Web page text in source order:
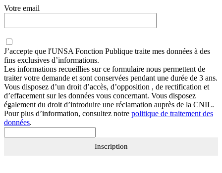
Votre email
J’accepte que l'UNSA Fonction Publique traite mes données à des
fins exclusives d’informations.
Les informations recueillies sur ce formulaire nous permettent de
traiter votre demande et sont conservées pendant une durée de 3 ans.
Vous disposez d’un droit d’accès, d’opposition , de rectification et
d’effacement sur les données vous concernant. Vous disposez
également du droit d’introduire une réclamation auprès de la CNIL.
Pour plus d’information, consultez notre politique de traitement des
données.
Inscription